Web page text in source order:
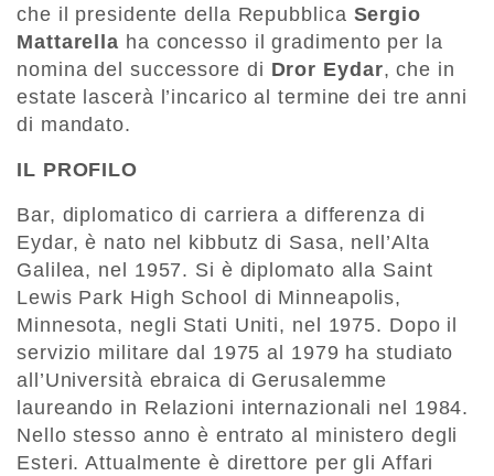
che il presidente della Repubblica Sergio
Mattarella ha concesso il gradimento per la
nomina del successore di Dror Eydar, che in
estate lascerà l’incarico al termine dei tre anni
di mandato.
IL PROFILO
Bar, diplomatico di carriera a differenza di
Eydar, è nato nel kibbutz di Sasa, nell’Alta
Galilea, nel 1957. Si è diplomato alla Saint
Lewis Park High School di Minneapolis,
Minnesota, negli Stati Uniti, nel 1975. Dopo il
servizio militare dal 1975 al 1979 ha studiato
all’Università ebraica di Gerusalemme
laureando in Relazioni internazionali nel 1984.
Nello stesso anno è entrato al ministero degli
Esteri. Attualmente è direttore per gli Affari